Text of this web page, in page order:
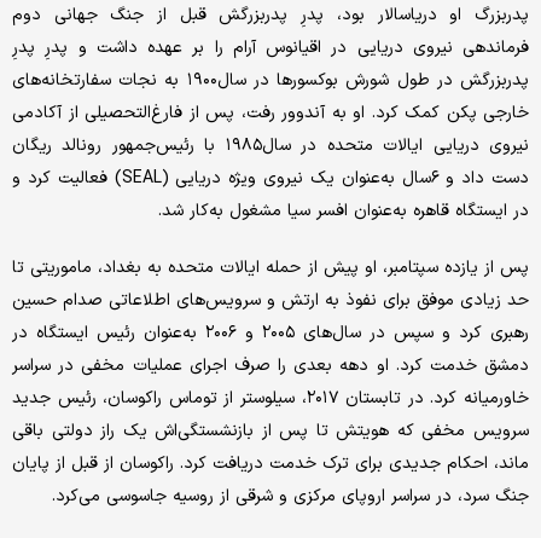
پدربزرگ او دریاسالار بود، پدرِ پدربزرگش قبل از جنگ جهانی دوم
فرماندهی نیروی دریایی در اقیانوس آرام را بر عهده داشت و پدرِ پدرِ
پدربزرگش در طول شورش بوکسورها در سال۱۹۰۰ به نجات سفارتخانه‌های
خارجی پکن کمک کرد. او به آندوور رفت، پس از فارغ‌التحصیلی از آکادمی
نیروی دریایی ایالات متحده در سال۱۹۸۵ با رئیس‌جمهور رونالد ریگان
دست داد و ۶سال به‌عنوان یک نیروی ویژه دریایی (SEAL) فعالیت کرد و
در ایستگاه قاهره به‌عنوان افسر سیا مشغول به‌کار شد.
پس از یازده سپتامبر، او پیش از حمله ایالات متحده به بغداد، ماموریتی تا
حد زیادی موفق برای نفوذ به ارتش و سرویس‌های اطلاعاتی صدام حسین
رهبری کرد و سپس در سال‌های ۲۰۰۵ و ۲۰۰۶ به‌عنوان رئیس ایستگاه در
دمشق خدمت کرد. او دهه بعدی را صرف اجرای عملیات مخفی در سراسر
خاورمیانه کرد. در تابستان ۲۰۱۷، سیلوستر از توماس راکوسان، رئیس جدید
سرویس مخفی که هویتش تا پس از بازنشستگی‌اش یک راز دولتی باقی
ماند، احکام جدیدی برای ترک خدمت دریافت کرد. راکوسان از قبل از پایان
جنگ سرد، در سراسر اروپای مرکزی و شرقی از روسیه جاسوسی می‌کرد.